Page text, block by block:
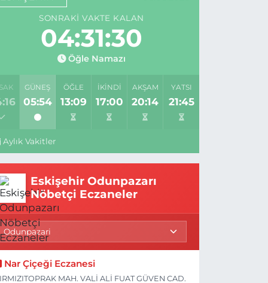
SONRAKI VAKTE KALAN
04:31:29
Öğle Namazı
GÜNEŞ
05:54
ÖĞLE
13:09
İKINDI
17:00
AKŞAM
20:14
YATSI
21:45
Aylık Vakitler
Eskişehir Odunpazarı
Nöbetçi Eczaneler
Nar Çiçeği Eczanesi
MAH. VALİ ALİ FUAT GÜVEN CAD.